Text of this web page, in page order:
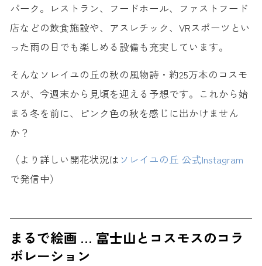
パーク。レストラン、フードホール、ファストフード
店などの飲食施設や、アスレチック、VRスポーツとい
った雨の日でも楽しめる設備も充実しています。
そんなソレイユの丘の秋の風物詩・約25万本のコスモ
スが、今週末から見頃を迎える予想です。これから始
まる冬を前に、ピンク色の秋を感じに出かけません
か？
（より詳しい開花状況は ソレイユの丘 公式Instagram
で発信中）
まるで絵画 … 富士山とコスモスのコラ
ボレーション